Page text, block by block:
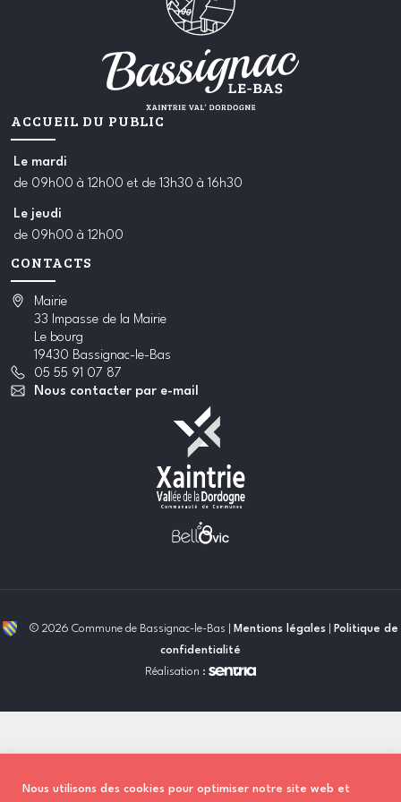
Nous utilisons des cookies pour optimiser notre site web et
ACCUEIL DU PUBLIC
Le mardi
de 09h00 à 12h00 et de 13h30 à 16h30
Le jeudi
de 09h00 à 12h00
CONTACTS
Mairie
33 Impasse de la Mairie
Le bourg
19430 Bassignac-le-Bas
05 55 91 07 87
Nous contacter par e-mail
© 2026 Commune de Bassignac-le-Bas | Mentions légales
Politique de
confidentialité
Réalisation :